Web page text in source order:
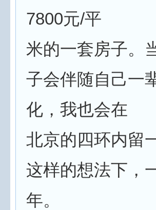
7800元/平
米的一套房子。
子会伴随自己一
化，我也会在
北京的四环内留
这样的想法下，
年。